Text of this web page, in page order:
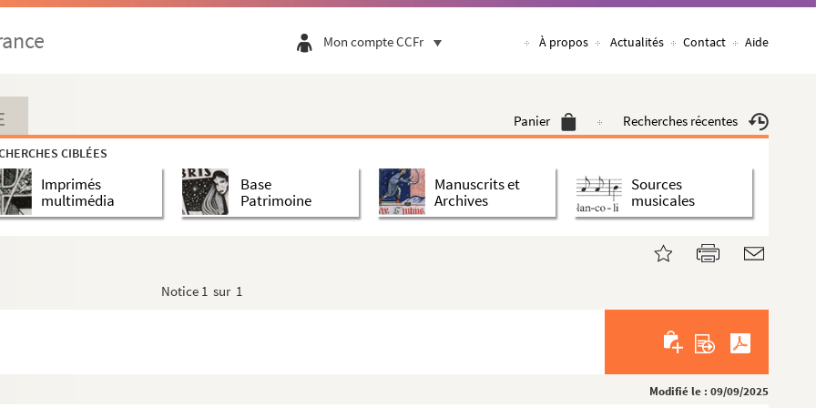
Mon compte CCFr À propos Actualités Contact Aide
Panier Recherches récentes
CIBLÉES
Imprimés
multimédia
Base
Patrimoine
Manuscrits et
Archives
Sources
musicales
Notice 1 sur 1
Modifié le : 09/09/2025
qui auront lieu à Paris et dans les chefs-lieux de dépar...
même)